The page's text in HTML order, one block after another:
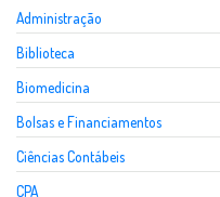
Administração
Biblioteca
Biomedicina
Bolsas e Financiamentos
Ciências Contábeis
CPA